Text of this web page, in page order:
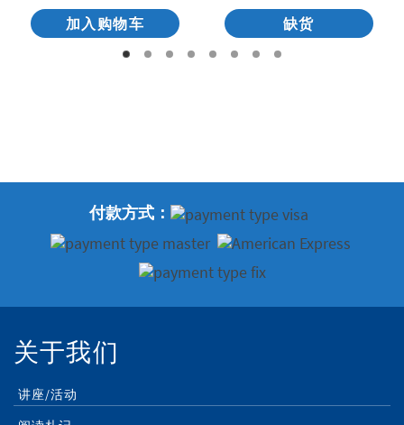
加入购物车 缺货
付款方式：
关于我们
讲座/活动